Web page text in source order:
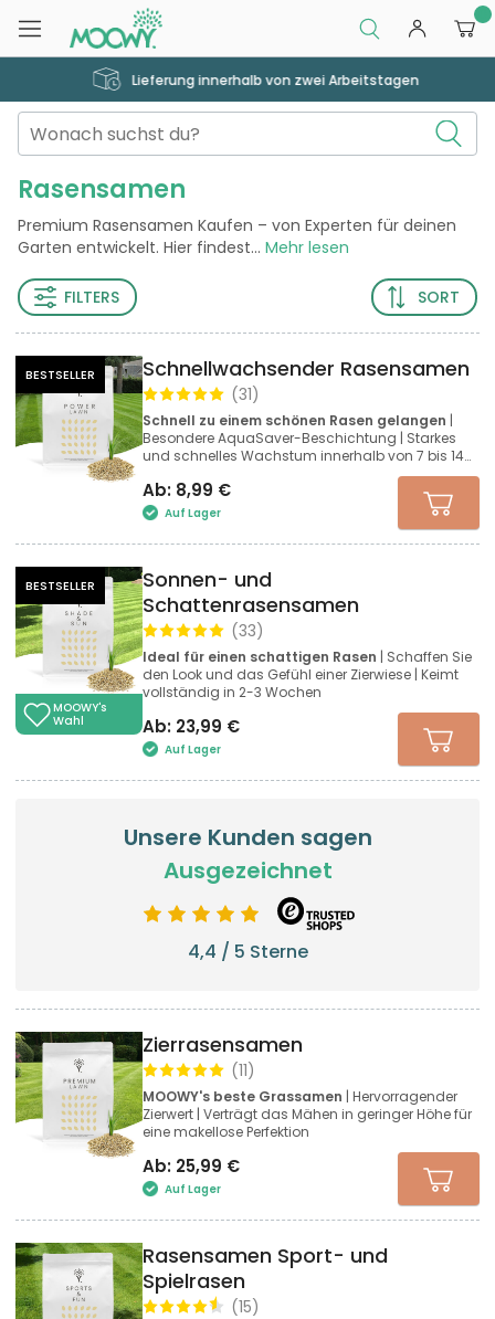
Lieferung innerhalb von zwei Arbeitstagen
Rasensamen
Premium Rasensamen Kaufen – von Experten für deinen
Garten entwickelt. Hier findest... Mehr lesen
FILTERS SORT
BESTSELLER
(31)
Schnellwachsender Rasensamen
Schnell zu einem schönen Rasen gelangen |
Besondere AquaSaver-Beschichtung | Starkes
und schnelles Wachstum innerhalb von 7 bis 14
Ab: 8,99 €
Auf Lager
BESTSELLER
MOOWY's
Wahl
(33)
Sonnen- und
Schattenrasensamen
Ideal für einen schattigen Rasen | Schaffen Sie
den Look und das Gefühl einer Zierwiese | Keimt
vollständig in 2-3 Wochen
Ab: 23,99 €
Auf Lager
Unsere Kunden sagen
Ausgezeichnet
(11)
Zierrasensamen
MOOWY's beste Grassamen | Hervorragender
Zierwert | Verträgt das Mähen in geringer Höhe für
eine makellose Perfektion
Ab: 25,99 €
Auf Lager
(15)
Rasensamen Sport- und
Spielrasen